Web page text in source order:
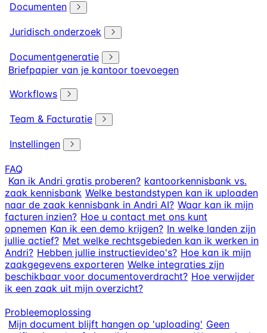
Documenten
Juridisch onderzoek
Documentgeneratie
Briefpapier van je kantoor toevoegen
Workflows
Team & Facturatie
Instellingen
FAQ
Kan ik Andri gratis proberen? kantoorkennisbank vs.
zaak kennisbank Welke bestandstypen kan ik uploaden
naar de zaak kennisbank in Andri AI? Waar kan ik mijn
facturen inzien? Hoe u contact met ons kunt
opnemen Kan ik een demo krijgen? In welke landen zijn
jullie actief? Met welke rechtsgebieden kan ik werken in
Andri? Hebben jullie instructievideo's? Hoe kan ik mijn
zaakgegevens exporteren Welke integraties zijn
beschikbaar voor documentoverdracht? Hoe verwijder
ik een zaak uit mijn overzicht?
Probleemoplossing
Mijn document blijft hangen op 'uploading' Geen